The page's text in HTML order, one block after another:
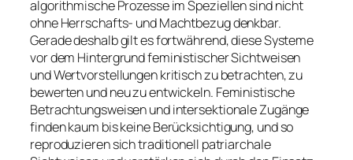
algorithmische Prozesse im Speziellen sind nicht
ohne Herrschafts- und Machtbezug denkbar.
Gerade deshalb gilt es fortwährend, diese Systeme
vor dem Hintergrund feministischer Sichtweisen
und Wertvorstellungen kritisch zu betrachten, zu
bewerten und neu zu entwickeln. Feministische
Betrachtungsweisen und intersektionale Zugänge
finden kaum bis keine Berücksichtigung, und so
reproduzieren sich traditionell patriarchale